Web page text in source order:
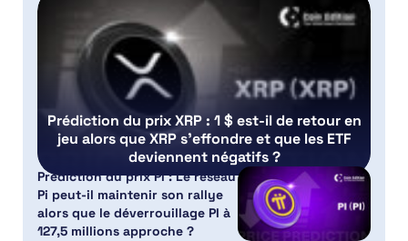
Prédiction du prix XRP : 1 $ est-il de retour en
jeu alors que XRP s’effondre et que les ETF
deviennent négatifs ?
Prédiction du prix PI : Le réseau
Pi peut-il maintenir son rallye
alors que le déverrouillage PI à
127,5 millions approche ?